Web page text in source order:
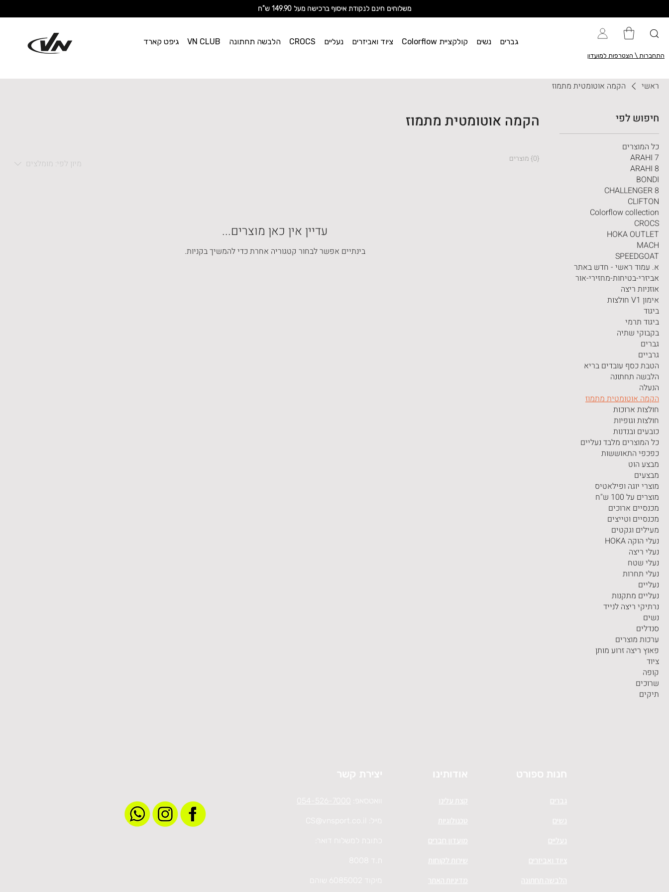
משלוחים חינם לנקודת איסוף ברכישה מעל 149.90 ש"ח
וי אן
גברים נשים קולקציית Colorflow ציוד ואביזרים נעליים CROCS הלבשה תחתונה VN CLUB גיפט קארד
התחברות \ הצטרפות למועדון
ראשי הקמה אוטומטית מתמוז
חיפוש לפי
כל המוצרים
ARAHI 7
ARAHI 8
BONDI
CHALLENGER 8
CLIFTON
Colorflow collection
CROCS
HOKA OUTLET
MACH
SPEEDGOAT
א. עמוד ראשי - חדש באתר
אביזרי-בטיחות-מחזירי-אור
אוזניות ריצה
אימון V1 חולצות
ביגוד
ביגוד תרמי
בקבוקי שתיה
גברים
גרביים
הטבת כסף עובדים בריא
הלבשה תחתונה
הנעלה
הקמה אוטומטית מתמוז
חולצות ארוכות
חולצות וגופיות
כובעים ובנדנות
כל המוצרים מלבד נעליים
כפכפי התאוששות
מבצע הוט
מבצעים
מוצרי יוגה ופילאטיס
מוצרים על 100 ש"ח
מכנסיים ארוכים
מכנסיים וטייצים
מעילים וגקטים
נעלי הוקה HOKA
נעלי ריצה
נעלי שטח
נעלי תחרות
נעליים
נעליים מתקנות
נרתיקי ריצה לנייד
נשים
סנדלים
ערכות מוצרים
פאוץ ריצה זרוע מותן
ציוד
קופה
שרוכים
תיקים
הקמה אוטומטית מתמוז
{0} מוצרים מיון לפי: מומלצים
עדיין אין כאן מוצרים...
בינתיים אפשר לבחור קטגוריה אחרת כדי להמשיך בקניות.
חנות ספורט
גברים
נשים
נעליים
ציוד ואביזרים
הלבשה תחתונה
אודותינו
קצת עלינו
טכנולוגיות
מועדון חברים
שירות לקוחות
מדיניות האתר
יצירת קשר
וואטסאפ: 054-526-7000
מייל: CS@vnsport.co.il
כתובת למשלוח דואר:
ת.ד 8008
מיקוד 6085002 שוהם